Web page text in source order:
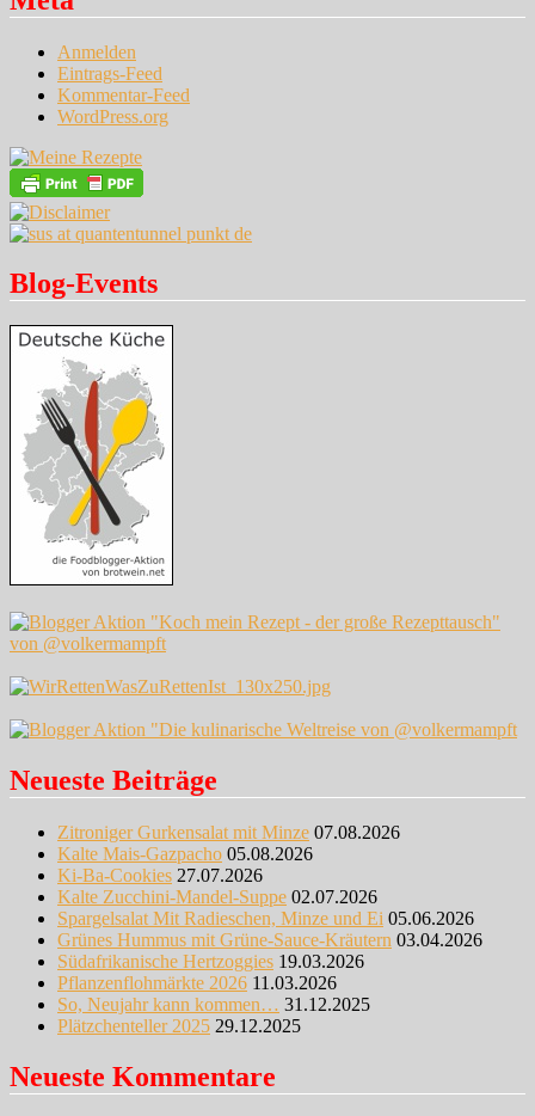
Anmelden
Eintrags-Feed
Kommentar-Feed
WordPress.org
Blog-Events
Neueste Beiträge
Zitroniger Gurkensalat mit Minze 07.08.2026
Kalte Mais-Gazpacho 05.08.2026
Ki-Ba-Cookies 27.07.2026
Kalte Zucchini-Mandel-Suppe 02.07.2026
Spargelsalat Mit Radieschen, Minze und Ei 05.06.2026
Grünes Hummus mit Grüne-Sauce-Kräutern 03.04.2026
Südafrikanische Hertzoggies 19.03.2026
Pflanzenflohmärkte 2026 11.03.2026
So, Neujahr kann kommen… 31.12.2025
Plätzchenteller 2025 29.12.2025
Neueste Kommentare